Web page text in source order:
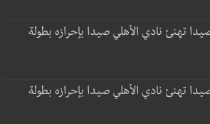
تهنئ نادي الأهلي صيدا بإحرازه بطولة
تهنئ نادي الأهلي صيدا بإحرازه بطولة